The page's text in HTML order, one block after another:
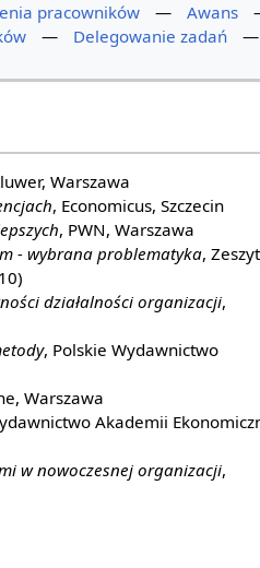
pracowników — Awans
— Delegowanie zadań
—
Warszawa
, Economicus, Szczecin
, PWN, Warszawa
- wybrana problematyka,
działalności organizacji,
, Polskie Wydawnictwo
Warszawa
Akademii
w nowoczesnej organizacji,